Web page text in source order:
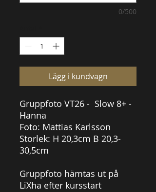
0/500
Lägg i kundvagn
Gruppfoto VT26 - Slow 8+ -
Hanna
Foto: Mattias Karlsson
Storlek: H 20,3cm B 20,3-
30,5cm
Gruppfoto hämtas ut på
LiXha efter kursstart